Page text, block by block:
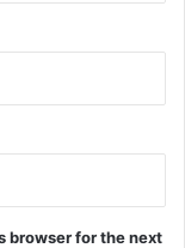
browser for the next